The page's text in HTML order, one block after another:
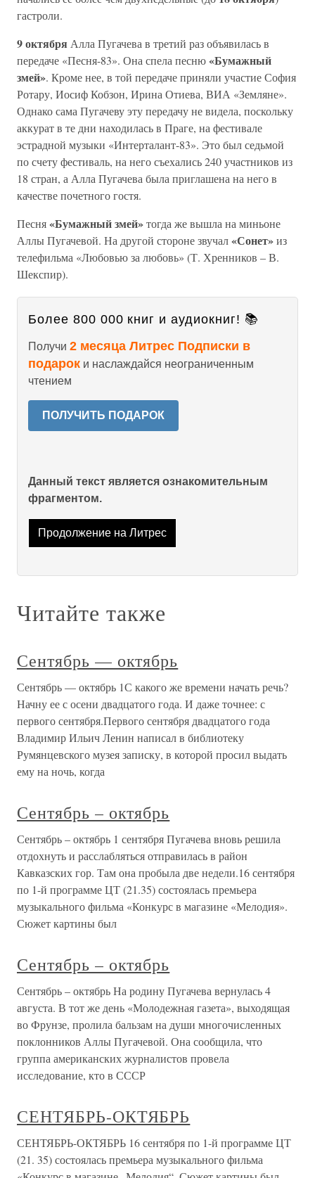
гастроли.
9 октября Алла Пугачева в третий раз объявилась в
передаче «Песня-83». Она спела песню«Бумажный
змей». Кроме нее, в той передаче приняли участие София
Ротару, Иосиф Кобзон, Ирина Отиева, ВИА «Земляне».
Однако сама Пугачеву эту передачу не видела, поскольку
аккурат в те дни находилась в Праге, на фестивале
эстрадной музыки «Интерталант-83». Это был седьмой
по счету фестиваль, на него съехались 240 участников из
18 стран, а Алла Пугачева была приглашена на него в
качестве почетного гостя.
Песня«Бумажный змей»тогда же вышла на миньоне
Аллы Пугачевой. На другой стороне звучал«Сонет»из
телефильма «Любовью за любовь» (Т. Хренников – В.
Шекспир).
Более 800 000 книг и аудиокниг! 📚
Получи 2 месяца Литрес Подписки в
подарок и наслаждайся неограниченным
чтением
ПОЛУЧИТЬ ПОДАРОК
Данный текст является ознакомительным
фрагментом.
Продолжение на Литрес
Читайте также
Сентябрь — октябрь
Сентябрь — октябрь 1С какого же времени начать речь?
Начну ее с осени двадцатого года. И даже точнее: с
первого сентября.Первого сентября двадцатого года
Владимир Ильич Ленин написал в библиотеку
Румянцевского музея записку, в которой просил выдать
ему на ночь, когда
Сентябрь – октябрь
Сентябрь – октябрь 1 сентября Пугачева вновь решила
отдохнуть и расслабляться отправилась в район
Кавказских гор. Там она пробыла две недели.16 сентября
по 1-й программе ЦТ (21.35) состоялась премьера
музыкального фильма «Конкурс в магазине «Мелодия».
Сюжет картины был
Сентябрь – октябрь
Сентябрь – октябрь На родину Пугачева вернулась 4
августа. В тот же день «Молодежная газета», выходящая
во Фрунзе, пролила бальзам на души многочисленных
поклонников Аллы Пугачевой. Она сообщила, что
группа американских журналистов провела
исследование, кто в СССР
СЕНТЯБРЬ-ОКТЯБРЬ
СЕНТЯБРЬ-ОКТЯБРЬ 16 сентября по 1-й программе ЦТ
(21. 35) состоялась премьера музыкального фильма